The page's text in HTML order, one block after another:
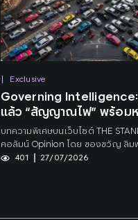
Exclusive
Tags: SCBX
Governing Intelligence:
แล้ว “สัญญาณไฟ” พร้อม
บทความพิเศษบนเว็บไซต์ THE
คอลัมน์ Opinion โดย ของขวัญ ลิม
Senior Strategic Intelligence and
401 27/07/2026